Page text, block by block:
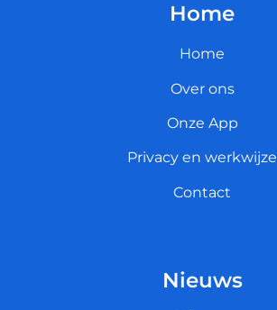
Home
Home
Over ons
Onze App
Privacy en werkwijze
Contact
Nieuws